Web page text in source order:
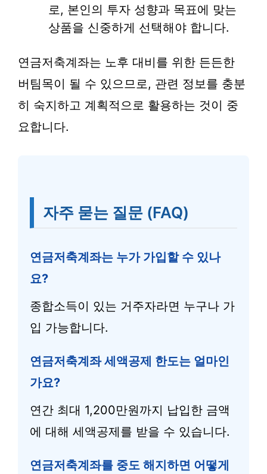
로, 본인의 투자 성향과 목표에 맞는
상품을 신중하게 선택해야 합니다.
연금저축계좌는 노후 대비를 위한 든든한
버팀목이 될 수 있으므로, 관련 정보를 충분
히 숙지하고 계획적으로 활용하는 것이 중
요합니다.
자주 묻는 질문 (FAQ)
연금저축계좌는 누가 가입할 수 있나
요?
종합소득이 있는 거주자라면 누구나 가
입 가능합니다.
연금저축계좌 세액공제 한도는 얼마인
가요?
연간 최대 1,200만원까지 납입한 금액
에 대해 세액공제를 받을 수 있습니다.
연금저축계좌를 중도 해지하면 어떻게